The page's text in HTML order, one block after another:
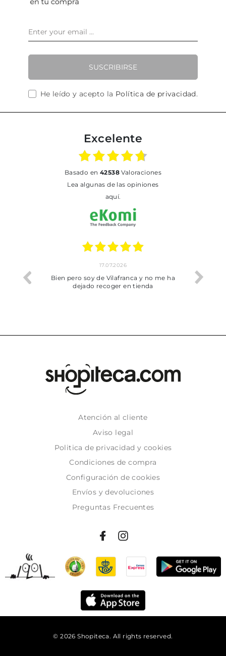
SUSCRIBIRSE
He leído y acepto la Política de privacidad.
Excelente
basado en 42538Valoraciones
Lea algunas de las opiniones
aquí.
trobat
17.07.2026
Bien pero soy de Vilafranca y no me ha
dejado recoger en tienda
Atención al cliente
Aviso legal
Politica de privacidad y cookies
Condiciones de compra
Configuración de cookies
Envíos y devoluciones
Preguntas Frecuentes
© 2026 Shopiteca. All rights reserved.